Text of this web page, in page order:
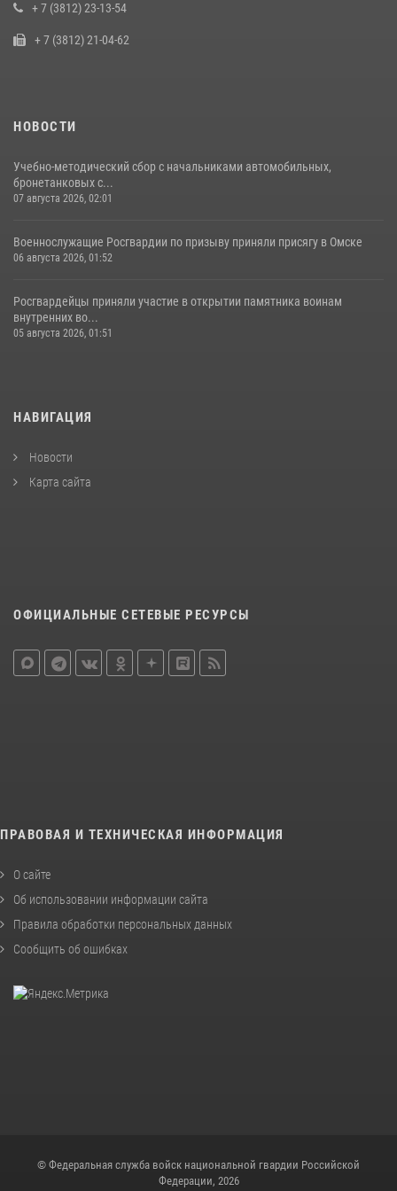
пилотирования БПЛА в Омске
+ 7 (3812) 23-13-54
+ 7 (3812) 21-04-62
НОВОСТИ
Учебно-методический сбор с начальниками автомобильных,
бронетанковых с...
07 августа 2026, 02:01
Военнослужащие Росгвардии по призыву приняли присягу в Омске
06 августа 2026, 01:52
Росгвардейцы приняли участие в открытии памятника воинам
внутренних во...
05 августа 2026, 01:51
НАВИГАЦИЯ
Новости
Карта сайта
ОФИЦИАЛЬНЫЕ СЕТЕВЫЕ РЕСУРСЫ
ПРАВОВАЯ И ТЕХНИЧЕСКАЯ ИНФОРМАЦИЯ
О сайте
Об использовании информации сайта
Правила обработки персональных данных
Сообщить об ошибках
© Федеральная служба войск национальной гвардии Российской
Федерации, 2026